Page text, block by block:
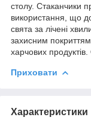
столу. Стаканчики
використання, що
свята за лічені
захисним
харчових
Приховати
Характеристики